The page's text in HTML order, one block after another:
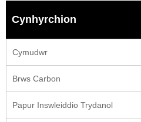
Cynhyrchion
Cymudwr
Brws Carbon
Papur Inswleiddio Trydanol